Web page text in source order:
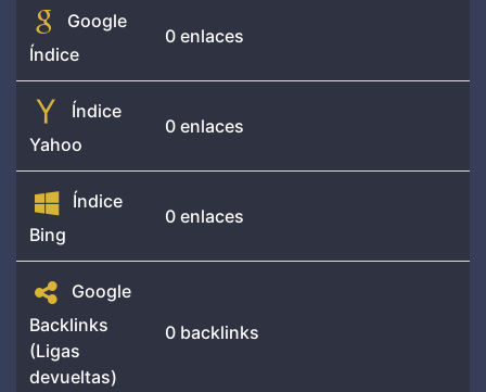
Google
Índice
0 enlaces
Índice
Yahoo
0 enlaces
Índice
Bing
0 enlaces
Google
Backlinks
(Ligas
devueltas)
0 backlinks